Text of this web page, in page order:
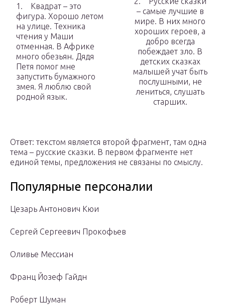
1. Квадрат – это
фигура. Хорошо летом
на улице. Техника
чтения у Маши
отменная. В Африке
много обезьян. Дядя
Петя помог мне
запустить бумажного
змея. Я люблю свой
родной язык.
– самые лучшие в
мире. В них много
хороших героев, а
добро всегда
побеждает зло. В
детских сказках
малышей учат быть
послушными, не
лениться, слушать
старших.
Ответ: текстом является второй фрагмент, там одна
тема – русские сказки. В первом фрагменте нет
единой темы, предложения не связаны по смыслу.
Популярные персоналии
Цезарь Антонович Кюи
Сергей Сергеевич Прокофьев
Оливье Мессиан
Франц Йозеф Гайдн
Роберт Шуман